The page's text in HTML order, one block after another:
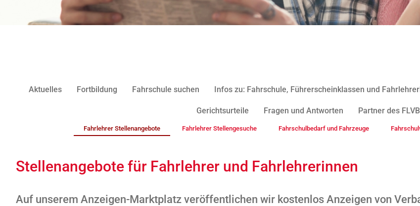
Aktuelles Fortbildung Fahrschule suchen Infos zu: Fahrschule, Führerscheinklassen und
Gerichtsurteile Fragen und Antworten Partner des
Fahrlehrer Stellenangebote Fahrlehrer Stellengesuche Fahrschulbedarf und Fahrzeuge
Stellenangebote für Fahrlehrer und Fahrlehrerinnen
Auf unserem Anzeigen-Marktplatz veröffentlichen wir kostenlos Anzeigen von